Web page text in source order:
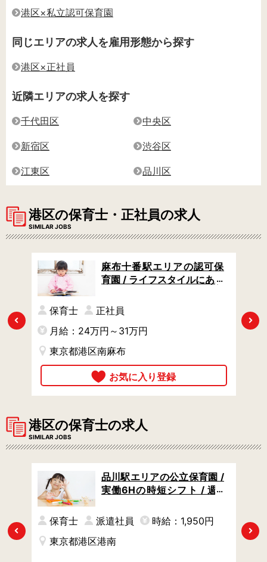
港区×私立認可保育園
同じエリアの求人を雇用形態から探す
港区×正社員
近隣エリアの求人を探す
千代田区 中央区
新宿区 渋谷区
江東区 品川区
港区の保育士・正社員の求人
SIMILAR JOBS
Previous
麻布十番駅エリアの認可保
育園 / ライフスタイルにあわ
らではの充実の福利厚生で
安心
保育士
正社員
月給：24万円～31万円
東京都港区南麻布
Next
港区の保育士の求人
SIMILAR JOBS
Previous
品川駅エリアの公立保育園 /
実働6Hの時短シフト / 週4
る高時給1950円
保育士 派遣社員
時給：1,950円
東京都港区港南
Next